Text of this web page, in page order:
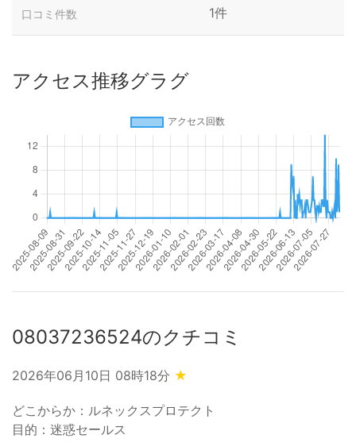
口コミ件数 1件
アクセス推移グラグ
08037236524のクチコミ
2026年06月10日 08時18分 ★
どこからか：ルネックスプロテクト
目的：迷惑セールス